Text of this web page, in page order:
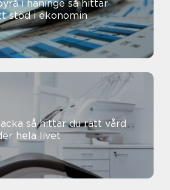
haninge så hittar
stöd i ekonomin
rätt vård
hela livet